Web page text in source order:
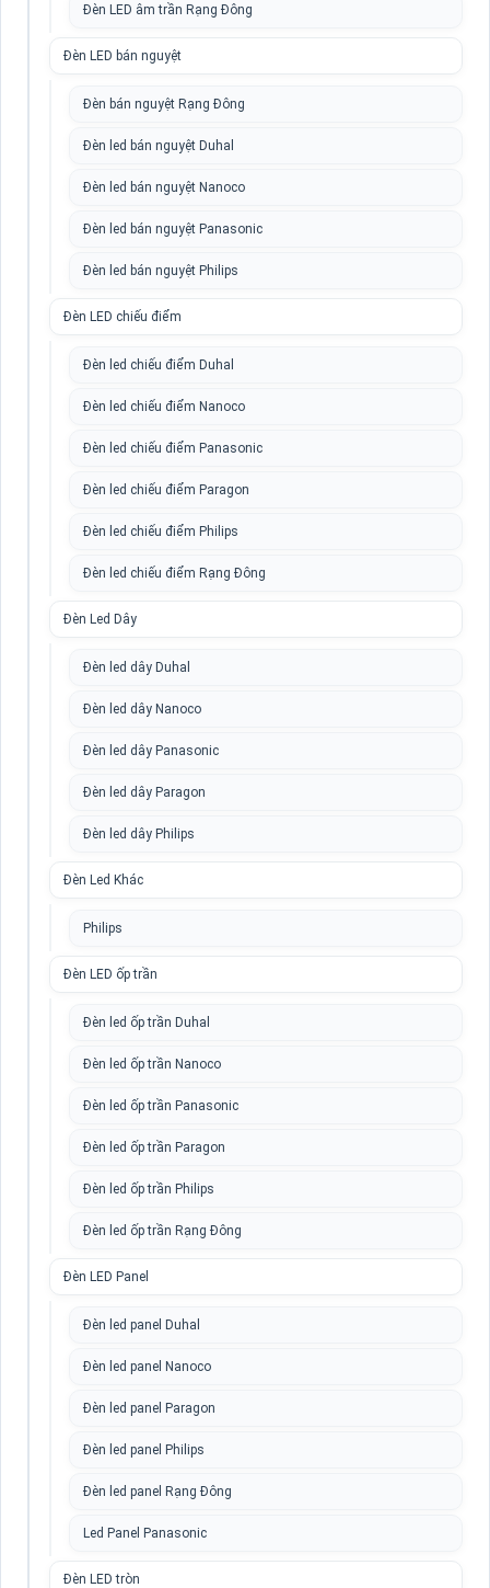
Đèn LED âm trần Rạng Đông
Đèn LED bán nguyệt
Đèn bán nguyệt Rạng Đông
Đèn led bán nguyệt Duhal
Đèn led bán nguyệt Nanoco
Đèn led bán nguyệt Panasonic
Đèn led bán nguyệt Philips
Đèn LED chiếu điểm
Đèn led chiếu điểm Duhal
Đèn led chiếu điểm Nanoco
Đèn led chiếu điểm Panasonic
Đèn led chiếu điểm Paragon
Đèn led chiếu điểm Philips
Đèn led chiếu điểm Rạng Đông
Đèn Led Dây
Đèn led dây Duhal
Đèn led dây Nanoco
Đèn led dây Panasonic
Đèn led dây Paragon
Đèn led dây Philips
Đèn Led Khác
Philips
Đèn LED ốp trần
Đèn led ốp trần Duhal
Đèn led ốp trần Nanoco
Đèn led ốp trần Panasonic
Đèn led ốp trần Paragon
Đèn led ốp trần Philips
Đèn led ốp trần Rạng Đông
Đèn LED Panel
Đèn led panel Duhal
Đèn led panel Nanoco
Đèn led panel Paragon
Đèn led panel Philips
Đèn led panel Rạng Đông
Led Panel Panasonic
Đèn LED tròn